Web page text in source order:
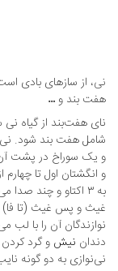
نی، از سازهای بادی
هفت بند و …
نای هفت‌بند از گیاه
و یک سوراخ در پشت
و انگشتان اول تا
نوازندگان آن را با لب
دندان نیش و گرد
نی‌نوازی به دو گونه